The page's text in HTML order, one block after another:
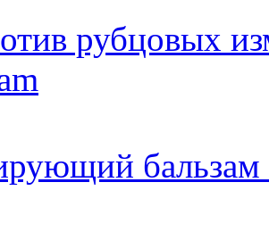
рубцовых